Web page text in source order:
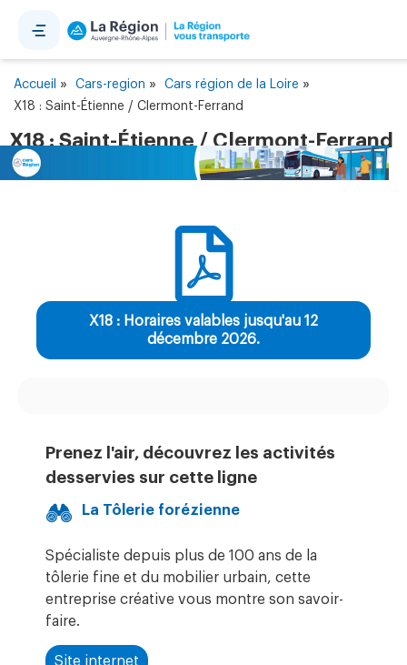
Accueil » Cars-region » Cars région de la Loire »
X18 : Saint-Étienne / Clermont-Ferrand
X18 : Saint-Étienne / Clermont-Ferrand
X18 : Horaires valables jusqu'au 12
décembre 2026.
Prenez l'air, découvrez les activités
desservies sur cette ligne
La Tôlerie forézienne
Spécialiste depuis plus de 100 ans de la
tôlerie fine et du mobilier urbain, cette
entreprise créative vous montre son savoir-
faire.
Site internet